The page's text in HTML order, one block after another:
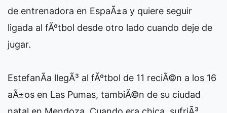
de entrenadora en EspaÃ±a y quiere seguir
ligada al fÃºtbol desde otro lado cuando deje de
jugar.
EstefanÃ­a llegÃ³ al fÃºtbol de 11 reciÃ©n a los 16
aÃ±os en Las Pumas, tambiÃ©n de su ciudad